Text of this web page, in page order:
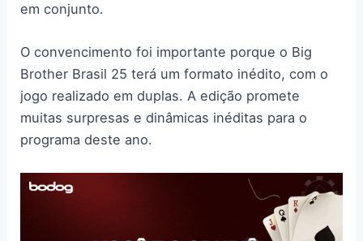
em conjunto.
O convencimento foi importante porque o Big
Brother Brasil 25 terá um formato inédito, com o
jogo realizado em duplas. A edição promete
muitas surpresas e dinâmicas inéditas para o
programa deste ano.